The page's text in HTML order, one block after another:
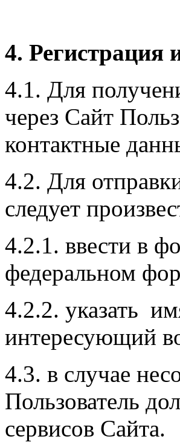
4. Регистрация
4.1. Для
через Сайт
контактные
4.2. Для
следует
4.2.1. ввести в
федеральном
4.2.2. указать
интересующий
4.3. в случае
Пользователь
сервисов Сайта.